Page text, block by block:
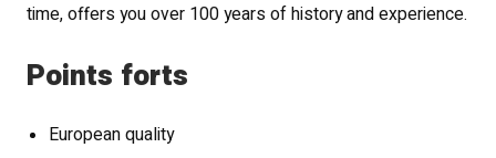
time, offers you over 100 years of history and experience.
Points forts
European quality